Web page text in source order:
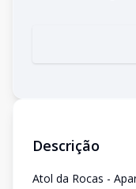
Descrição
Atol da Rocas -